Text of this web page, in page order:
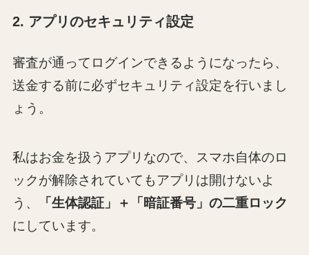
2. アプリのセキュリティ設定
審査が通ってログインできるようになったら、
送金する前に必ずセキュリティ設定を行いまし
ょう。
私はお金を扱うアプリなので、スマホ自体のロ
ックが解除されていてもアプリは開けないよ
う、
「生体認証」＋「暗証番号」の二重ロック
にしています。